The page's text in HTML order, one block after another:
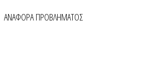
ΑΝΑΦΟΡΑ ΠΡΟΒΛΗΜΑΤΟΣ